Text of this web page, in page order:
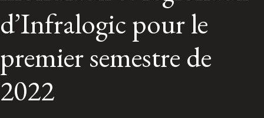
Contactez-nous
ENGLISH
S’abonner aux articles Osler
d’Infralogic pour le
premier semestre de
2022